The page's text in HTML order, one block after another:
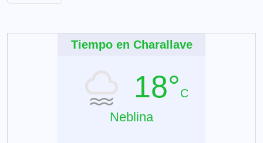
Tiempo en Charallave
18°C
Neblina